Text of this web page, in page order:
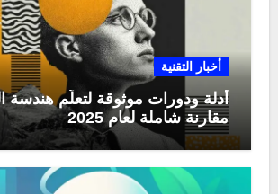
أخبار التقنية
أدلة ودورات موثوقة لتعلّم هندسة
مقارنة شاملة لعام 2025